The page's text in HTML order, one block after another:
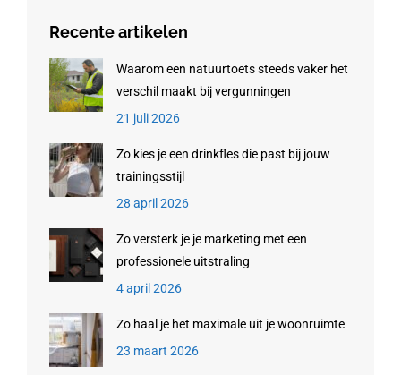
Recente artikelen
Waarom een natuurtoets steeds vaker het
verschil maakt bij vergunningen
21 juli 2026
Zo kies je een drinkfles die past bij jouw
trainingsstijl
28 april 2026
Zo versterk je je marketing met een
professionele uitstraling
4 april 2026
Zo haal je het maximale uit je woonruimte
23 maart 2026